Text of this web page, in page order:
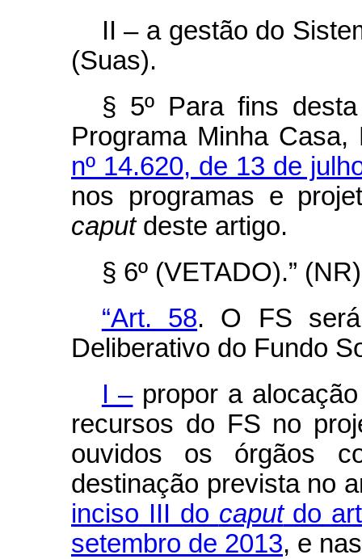
II – a gestão do
(Suas).
§ 5º Para fins
Programa Minha
nº 14.620, de 13 de
nos programas e
caputdeste artigo.
§ 6º (VETADO).” (NR)
“Art. 58. O FS será
Deliberativo do Fundo
I –propor a
recursos do FS no
ouvidos os órgãos
destinação prevista no
inciso III do caputdo
setembro de 2013, e